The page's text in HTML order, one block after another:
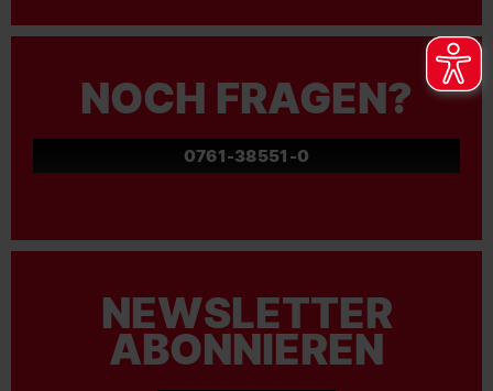
NOCH FRAGEN?
0761-38551-0
NEWSLETTER
ABONNIEREN